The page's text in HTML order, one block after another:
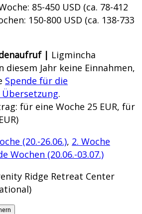
85-450 USD (ca. 78-412
150-800 USD (ca. 138-733
| Ligmincha
diesem Jahr keine Einnahmen,
Spende für die
.
für eine Woche 25 EUR, für
(20.-26.06.), 2. Woche
Wochen (20.06.-03.07.)
Ridge Retreat Center